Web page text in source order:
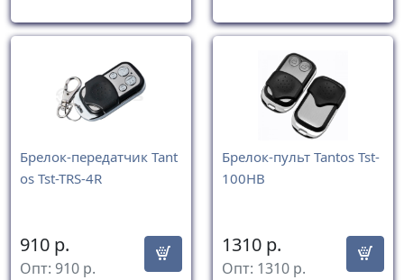
Брелок-передатчик Tant
os Tst-TRS-4R
910 р.
Опт: 910 р.
Брелок-пульт Tantos Tst-
100HB
1310 р.
Опт: 1310 р.